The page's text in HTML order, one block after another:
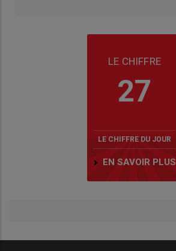
LE CHIFFRE
27
LE CHIFFRE DU JOUR
EN SAVOIR PLUS